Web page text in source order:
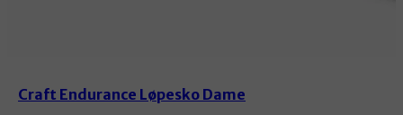
Craft Endurance Løpesko Dame